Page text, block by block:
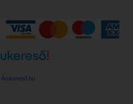
Árukereső.hu